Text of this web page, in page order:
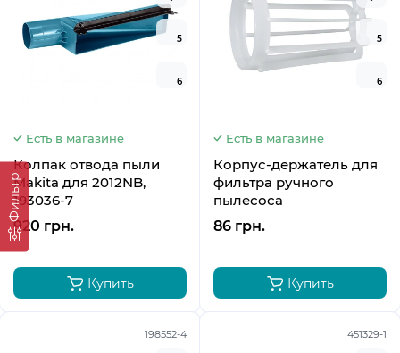
Фильтр
5
6
Есть в магазине
Колпак отвода пыли
Makita для 2012NB,
193036-7
920 грн.
Купить
5
6
Есть в магазине
Корпус-держатель для
фильтра ручного
пылесоса
86 грн.
Купить
198552-4 451329-1